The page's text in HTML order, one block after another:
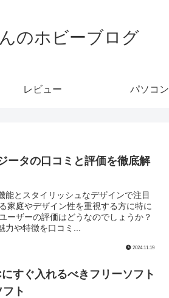
のホビーブログ
レビュー パソコン
ータの口コミと評価を徹底解
能とスタイリッシュなデザインで注目
家庭やデザイン性を重視する方に特に
ーザーの評価はどうなのでしょうか？
力や特徴を口コミ...
2024.11.19
にすぐ入れるべきフリーソフト
ト